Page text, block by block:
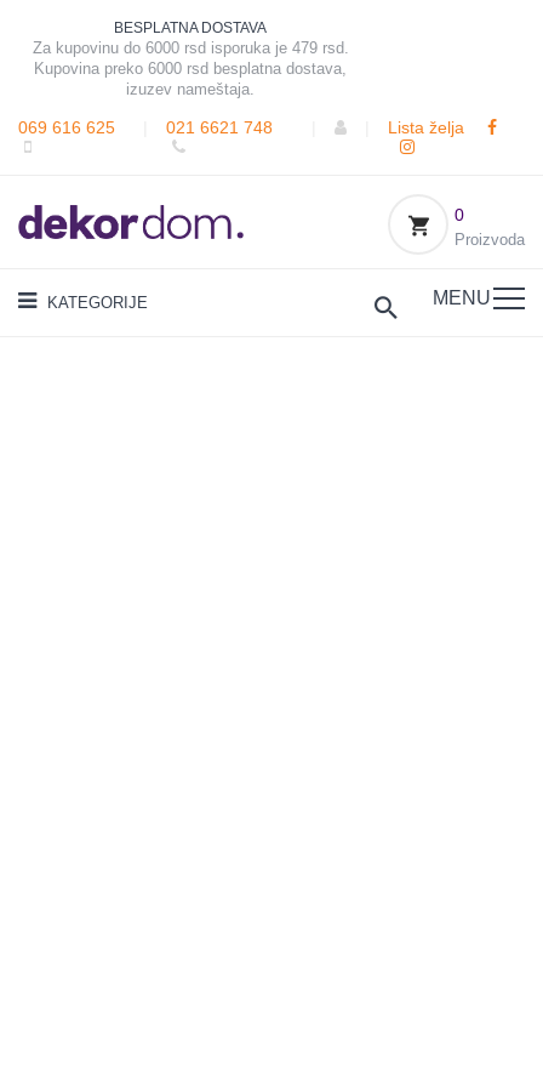
BESPLATNA DOSTAVA
Za kupovinu do 6000 rsd isporuka je 479 rsd.
Kupovina preko 6000 rsd besplatna dostava,
izuzev nameštaja.
069 616 625 021 6621 748 Lista želja
0
Proizvoda
KATEGORIJE MENU